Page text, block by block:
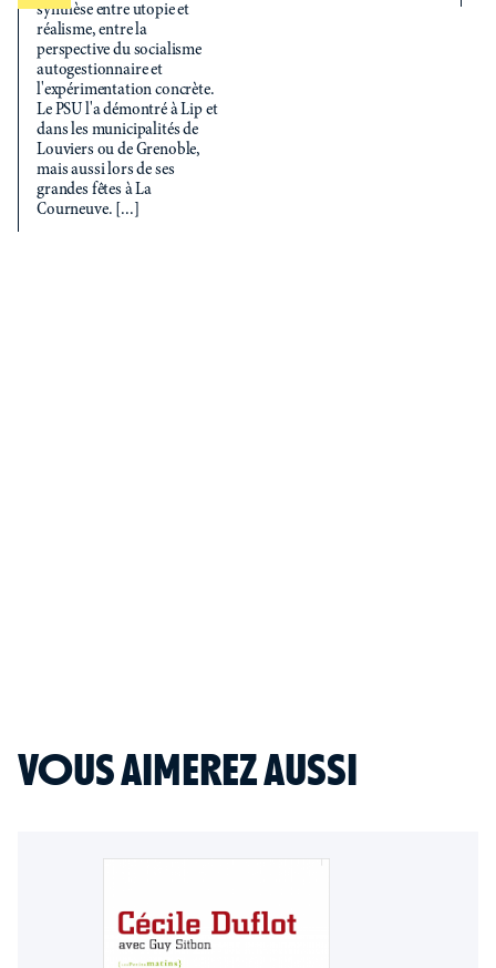
synthèse entre utopie et
réalisme, entre la
perspective du socialisme
autogestionnaire et
l'expérimentation concrète.
Le PSU l'a démontré à Lip et
dans les municipalités de
Louviers ou de Grenoble,
mais aussi lors de ses
grandes fêtes à La
Courneuve. [...]
VOUS AIMEREZ AUSSI